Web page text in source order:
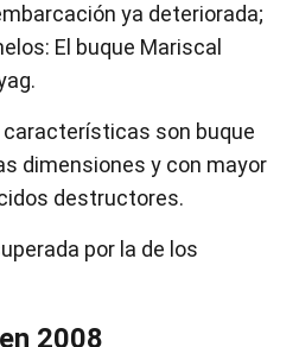
ya deteriorada;
El buque Mariscal
son buque
dimensiones y con mayor
destructores.
por la de los
2008